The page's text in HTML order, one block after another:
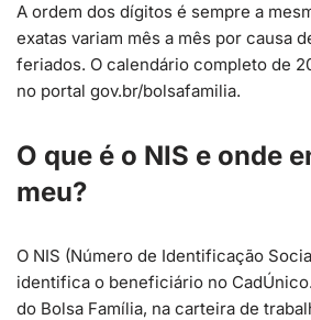
A ordem dos dígitos é sempre a
exatas variam mês a mês por causa
feriados. O calendário completo de
no portal gov.br/bolsafamilia.
O que é o NIS e onde
meu?
O NIS (Número de Identificação
identifica o beneficiário no
do Bolsa Família, na carteira de